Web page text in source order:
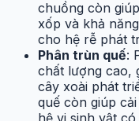
chuồng còn
xốp và khả
cho hệ rễ phát
Phân trùn quế:
chất lượng cao,
cây xoài phát
quế còn giúp
hệ vi sinh vật